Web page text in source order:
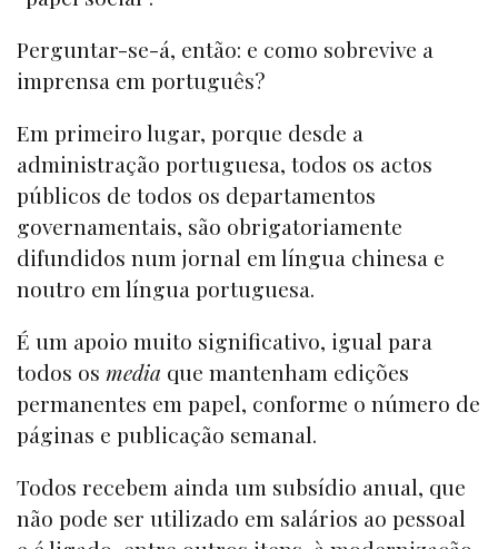
Perguntar-se-á, então: e como sobrevive a
imprensa em português?
Em primeiro lugar, porque desde a
administração portuguesa, todos os actos
públicos de todos os departamentos
governamentais, são obrigatoriamente
difundidos num jornal em língua chinesa e
noutro em língua portuguesa.
É um apoio muito significativo, igual para
todos os media que mantenham edições
permanentes em papel, conforme o número de
páginas e publicação semanal.
Todos recebem ainda um subsídio anual, que
não pode ser utilizado em salários ao pessoal